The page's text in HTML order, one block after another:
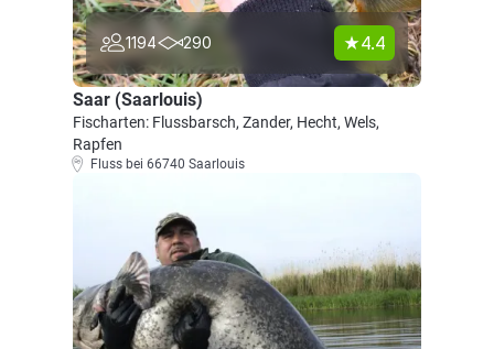
1194 290 4.4
Saar (Saarlouis)
Fischarten: Flussbarsch, Zander, Hecht, Wels,
Rapfen
Fluss bei 66740 Saarlouis